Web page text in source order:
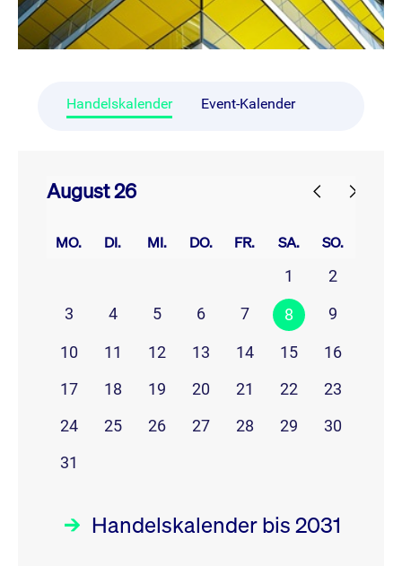
Handelskalender Event-Kalender
August 26
MO. DI. MI. DO. FR. SA. SO.
1
2
3
4 5 6 7 8 9
10 11 12 13 14 15
16
17
18 19 20 21 22
23
24
25 26 27 28 29
30
31
Handelskalender bis 2031